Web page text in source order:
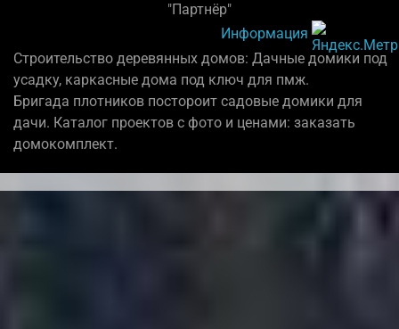
"Партнёр"
Информация
Строительство деревянных домов: Дачные домики под
усадку, каркасные дома под ключ для пмж.
Бригада плотников постороит садовые домики для
дачи. Каталог проектов с фото и ценами: заказать
домокомплект.